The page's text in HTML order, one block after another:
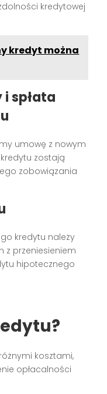
kredytowej
kredyt można
i spłata
umowę z nowym
zostają
zobowiązania
kredytu należy
z przeniesieniem
hipotecznego
kosztami,
opłacalności